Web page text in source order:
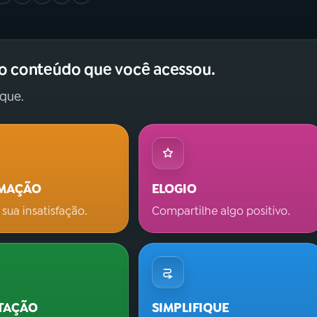
conteúdo que você acessou.
insatisfação.
ELOGIO
Compartilhe algo positivo.
SIMPLIFIQUE